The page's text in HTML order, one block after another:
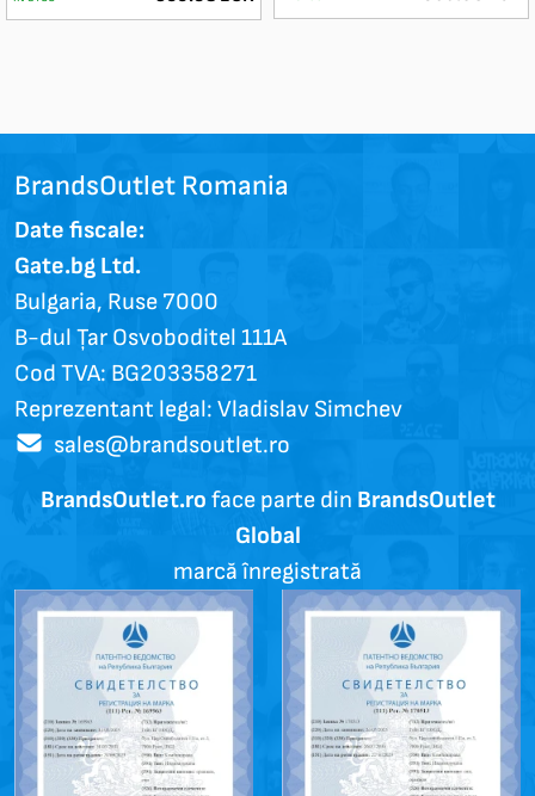
BrandsOutlet Romania
Date fiscale:
Gate.bg Ltd.
Bulgaria, Ruse 7000
B-dul Țar Osvoboditel 111A
Cod TVA: BG203358271
Reprezentant legal: Vladislav Simchev
sales@brandsoutlet.ro
BrandsOutlet.ro face parte din BrandsOutlet
Global
marcă înregistrată